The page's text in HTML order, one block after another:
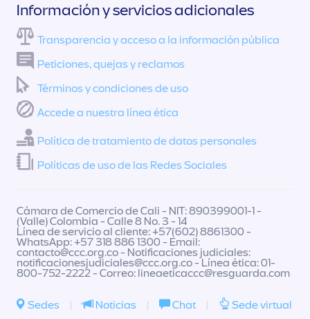
Información y servicios adicionales
Transparencia y acceso a la información pública
Peticiones, quejas y reclamos
Términos y condiciones de uso
Accede a nuestra línea ética
Política de tratamiento de datos personales
Políticas de uso de las Redes Sociales
Cámara de Comercio de Cali - NIT: 890399001-1 -
(Valle) Colombia - Calle 8 No. 3 - 14
Línea de servicio al cliente: +57(602) 8861300 -
WhatsApp: +57 318 886 1300 - Email:
contacto@ccc.org.co- Notificaciones judiciales:
notificacionesjudiciales@ccc.org.co- Línea ética: 01-
800-752-2222 - Correo: lineaeticaccc@resguarda.com
Sedes | Noticias | Chat | Sede virtual